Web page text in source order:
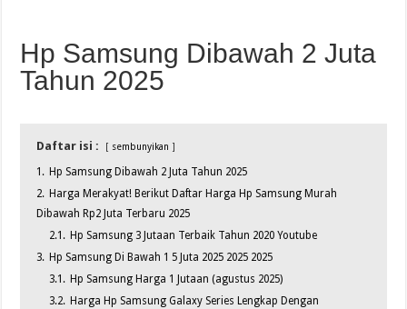
Hp Samsung Dibawah 2 Juta
Tahun 2025
Daftar isi : sembunyikan
1. Hp Samsung Dibawah 2 Juta Tahun 2025
2. Harga Merakyat! Berikut Daftar Harga Hp Samsung Murah
Dibawah Rp2 Juta Terbaru 2025
2.1. Hp Samsung 3 Jutaan Terbaik Tahun 2020 Youtube
3. Hp Samsung Di Bawah 1 5 Juta 2025 2025 2025
3.1. Hp Samsung Harga 1 Jutaan (agustus 2025)
3.2. Harga Hp Samsung Galaxy Series Lengkap Dengan